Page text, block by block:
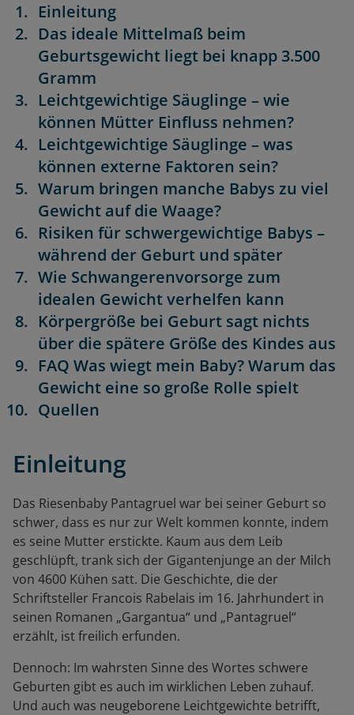
Einleitung
Das ideale Mittelmaß beim
Geburtsgewicht liegt bei knapp 3.500
Gramm
Leichtgewichtige Säuglinge – wie
können Mütter Einfluss nehmen?
Leichtgewichtige Säuglinge – was
können externe Faktoren sein?
Warum bringen manche Babys zu viel
Gewicht auf die Waage?
Risiken für schwergewichtige Babys –
während der Geburt und später
Wie Schwangerenvorsorge zum
idealen Gewicht verhelfen kann
Körpergröße bei Geburt sagt nichts
über die spätere Größe des Kindes aus
FAQ Was wiegt mein Baby? Warum das
Gewicht eine so große Rolle spielt
Quellen
Einleitung
Das Riesenbaby Pantagruel war bei seiner Geburt so
schwer, dass es nur zur Welt kommen konnte, indem
es seine Mutter erstickte. Kaum aus dem Leib
geschlüpft, trank sich der Gigantenjunge an der Milch
von 4600 Kühen satt. Die Geschichte, die der
Schriftsteller Francois Rabelais im 16. Jahrhundert in
seinen Romanen „Gargantua“ und „Pantagruel“
erzählt, ist freilich erfunden.
Dennoch: Im wahrsten Sinne des Wortes schwere
Geburten gibt es auch im wirklichen Leben zuhauf.
Und auch was neugeborene Leichtgewichte betrifft,